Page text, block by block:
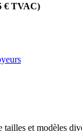
€ TVAC)
tailles et modèles